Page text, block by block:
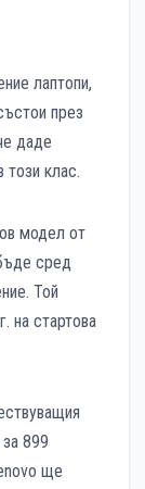
лаптопи,
през
даде
този клас.
модел от
сред
Той
на стартова
899
ще